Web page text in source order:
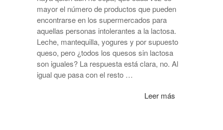
mayor el número de productos que pueden
encontrarse en los supermercados para
aquellas personas intolerantes a la lactosa.
Leche, mantequilla, yogures y por supuesto
queso, pero ¿todos los quesos sin lactosa
son iguales? La respuesta está clara, no. Al
igual que pasa con el resto …
Leer más